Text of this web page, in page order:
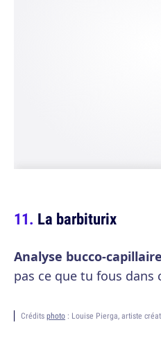
La barbiturix
Analyse bucco-
pas ce que tu fous dans
Crédits photo : Louise Pierga, artiste